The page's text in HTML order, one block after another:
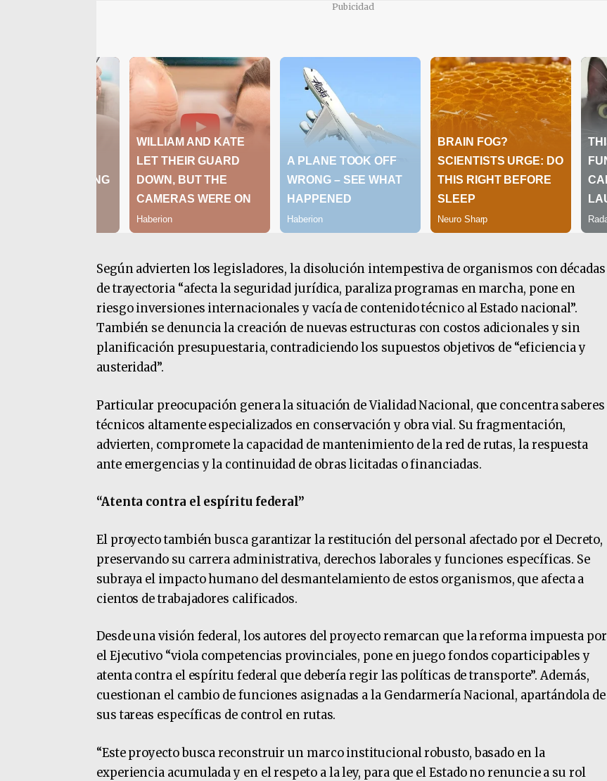
Pubicidad
Según advierten los legisladores, la disolución intempestiva de organismos con décadas
de trayectoria “afecta la seguridad jurídica, paraliza programas en marcha, pone en
riesgo inversiones internacionales y vacía de contenido técnico al Estado nacional”.
También se denuncia la creación de nuevas estructuras con costos adicionales y sin
planificación presupuestaria, contradiciendo los supuestos objetivos de “eficiencia y
austeridad”.
Particular preocupación genera la situación de Vialidad Nacional, que concentra saberes
técnicos altamente especializados en conservación y obra vial. Su fragmentación,
advierten, compromete la capacidad de mantenimiento de la red de rutas, la respuesta
ante emergencias y la continuidad de obras licitadas o financiadas.
“Atenta contra el espíritu federal”
El proyecto también busca garantizar la restitución del personal afectado por el Decreto,
preservando su carrera administrativa, derechos laborales y funciones específicas. Se
subraya el impacto humano del desmantelamiento de estos organismos, que afecta a
cientos de trabajadores calificados.
Desde una visión federal, los autores del proyecto remarcan que la reforma impuesta por
el Ejecutivo “viola competencias provinciales, pone en juego fondos coparticipables y
atenta contra el espíritu federal que debería regir las políticas de transporte”. Además,
cuestionan el cambio de funciones asignadas a la Gendarmería Nacional, apartándola de
sus tareas específicas de control en rutas.
“Este proyecto busca reconstruir un marco institucional robusto, basado en la
experiencia acumulada y en el respeto a la ley, para que el Estado no renuncie a su rol